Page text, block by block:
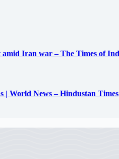
amid Iran war – The Times of
| World News – Hindustan Times